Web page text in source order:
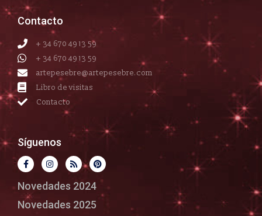
Contacto
+ 34 670 49 13 59
+ 34 670 49 13 59
artepesebre@artepesebre.com
Libro de visitas
Contacto
Síguenos
Novedades 2024
Novedades 2025